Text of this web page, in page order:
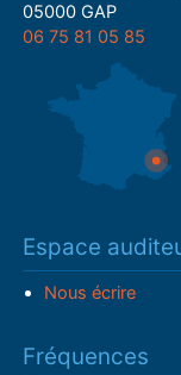
05000 GAP
06 75 81 05 85
Espace
Nous écrire
Fréquences